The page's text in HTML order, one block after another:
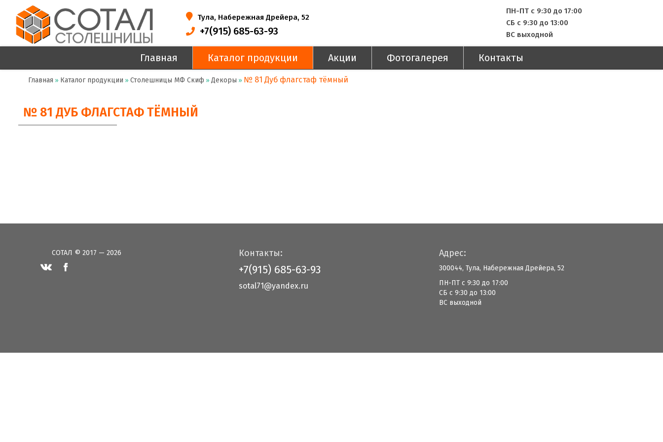
Тула, Набережная Дрейера, 52
+7(915) 685-63-93
ПН-ПТ с 9:30 до 17:00
СБ с 9:30 до 13:00
ВС выходной
Главная Каталог продукции Акции Фотогалерея Контакты
Главная » Каталог продукции » Столешницы МФ Скиф » Декоры » № 81 Дуб флагстаф тёмный
№ 81 ДУБ ФЛАГСТАФ ТЁМНЫЙ
СОТАЛ © 2017 — 2026 Контакты:
+7(915) 685-63-93
sotal71@yandex.ru
Адрес:
300044, Тула, Набережная Дрейера, 52
ПН-ПТ с 9:30 до 17:00
СБ с 9:30 до 13:00
ВС выходной